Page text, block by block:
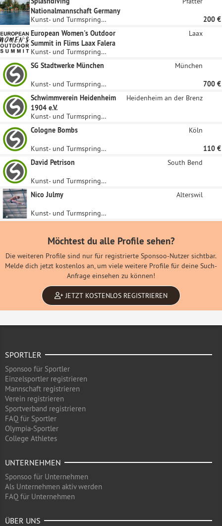
Nationalmannschaft Germany
Kunst- und Turmspringen
200 €
European Women's Outdoor
Summit in Flims Laax Falera
Laax
Kunst- und Turmspringen
SG Stadtwerke München
München
Kunst- und Turmspringen
700 €
Schwimmverein Heidenheim
1904 e.V.
Heidenheim an der Brenz
Kunst- und Turmspringen
Cologne Bombs
Köln
Kunst- und Turmspringen
110 €
David Petrison
South Bend
Kunst- und Turmspringen
Nico Julmy
Alterswil
Kunst- und Turmspringen
Möchtest du alle Profile sehen?
Die weiteren Profile sind nur für registrierte Sponsoo-Nutzer sichtbar.
Melde dich jetzt kostenlos an, um viele weitere Profile für deine Such-
Anfrage einsehen zu können!
JETZT KOSTENLOS REGISTRIEREN
SPORTLER
Sponsoo für Sportler
Einzelsportler registrieren
Mannschaft registrieren
Verein registrieren
Sportverband registrieren
FAQ für Sportler
Olympia-Sportler
College Athletes
UNTERNEHMEN
Sponsoo für Unternehmen
Als Unternehmen aktiv werden
FAQ für Unternehmen
ÜBER UNS